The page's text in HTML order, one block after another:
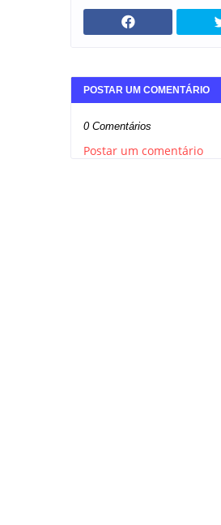
POSTAR UM COMENTÁRIO
0 Comentários
Postar um comentário